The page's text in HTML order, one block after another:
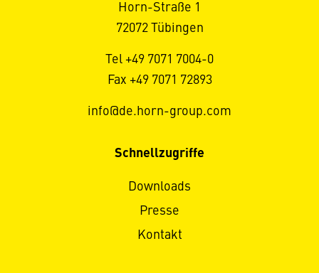
Horn-Straße 1
72072 Tübingen
Tel +49 7071 7004-0
Fax +49 7071 72893
info@de.horn-group.com
Schnellzugriffe
Downloads
Presse
Kontakt